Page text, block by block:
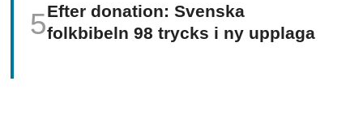
Efter donation: Svenska
folkbibeln 98 trycks i ny upplaga